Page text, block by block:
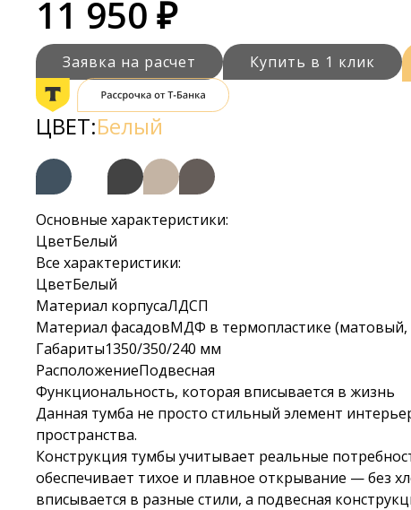
11 950 ₽
Заявка на расчет Купить в 1 клик
ЦВЕТ:Белый
Основные характеристики:
ЦветБелый
Все характеристики:
ЦветБелый
Материал корпусаЛДСП
Материал фасадовМДФ в термопластике
Габариты1350/350/240 мм
РасположениеПодвесная
Функциональность, которая вписывается в жизнь
Данная тумба не просто стильный элемент
пространства.
Конструкция тумбы учитывает реальные
обеспечивает тихое и плавное открывание — без
вписывается в разные стили, а подвесная